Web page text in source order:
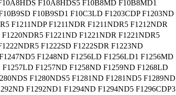
F10A8HDS5 F10B8MD F10B8MD1
F10B9SD1 F10C3LD F1203CDP F1203ND
F1211NDP F1211NDR F1211NDR5 F1212NDR
F1221ND F1221NDR F1221NDR5
F1222SD F1222SDR F1223ND
F1248ND F1256LD F1256LD1 F1256MD
F1257ND F1258ND F1259ND F1268LD
F1280NDS5 F1281ND F1281ND5 F1289ND
F1292ND1 F1294ND F1294ND5 F1296CDP3